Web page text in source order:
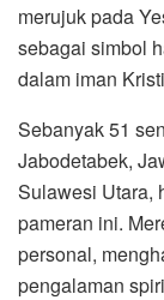
merujuk pada
sebagai simbol
dalam iman
Sebanyak 51
Jabodetabek,
Sulawesi Utara,
pameran ini.
personal,
pengalaman